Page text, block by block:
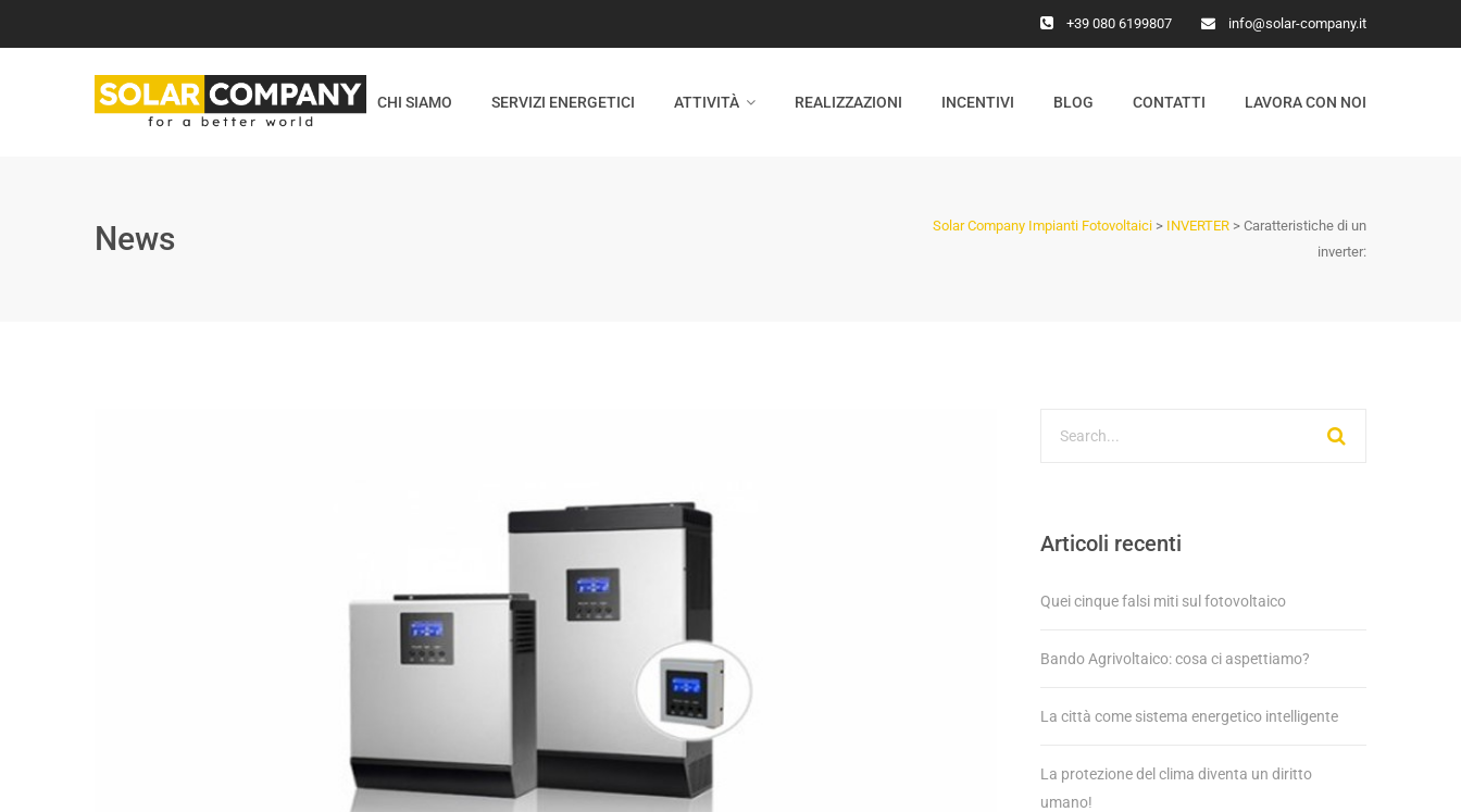
+39 080 6199807 info@solar-company.it
CHI SIAMO SERVIZI ENERGETICI ATTIVITÀ REALIZZAZIONI INCENTIVI BLOG CONTATTI LAVORA CON NOI
News Solar Company Impianti Fotovoltaici > INVERTER > Caratteristiche di un
inverter:
Articoli recenti
Quei cinque falsi miti sul fotovoltaico
Bando Agrivoltaico: cosa ci aspettiamo?
La città come sistema energetico intelligente
La protezione del clima diventa un diritto
umano!